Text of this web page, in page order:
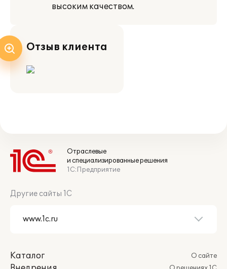
высоким качеством.
Отзыв клиента
Отраслевые
и специализированные решения
1С:Предприятие
Другие сайты 1С
Каталог
О сайте